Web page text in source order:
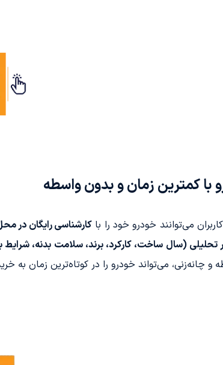
کمترین زمان و بدون واسطه
می‌توانند خودرو خود را باکارشناسی رایگان در
و چانه‌زنی، می‌تواند خودرو را در کوتاه‌ترین زمان به